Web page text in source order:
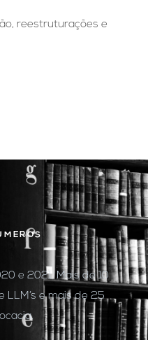
reestruturações e
e 2021. Mais de 10
LLM’s e mais de 25